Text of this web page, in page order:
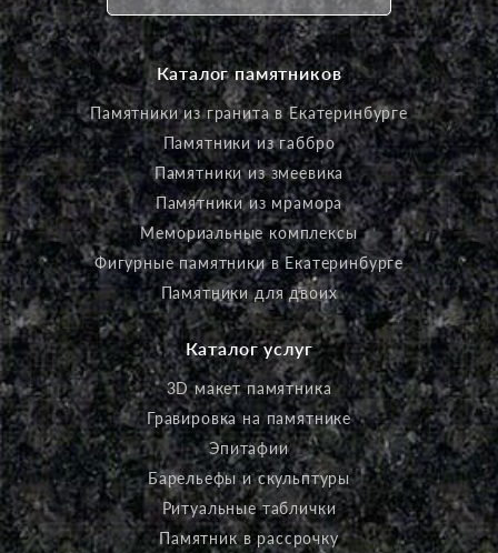
Каталог памятников
Памятники из гранита в Екатеринбурге
Памятники из габбро
Памятники из змеевика
Памятники из мрамора
Мемориальные комплексы
Фигурные памятники в Екатеринбурге
Памятники для двоих
Каталог услуг
3D макет памятника
Гравировка на памятнике
Эпитафии
Барельефы и скульптуры
Ритуальные таблички
Памятник в рассрочку